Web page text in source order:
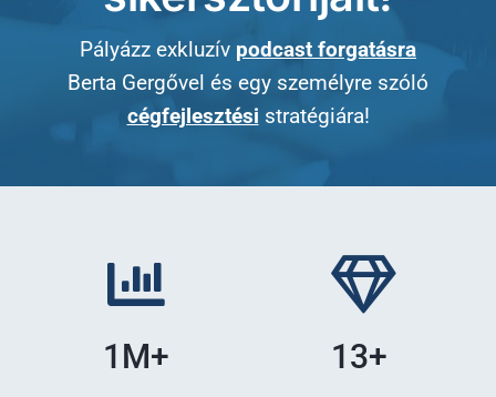
Pályázz exkluzív podcast forgatásra
Berta Gergővel és egy személyre szóló
cégfejlesztési stratégiára!
1M+ 13+